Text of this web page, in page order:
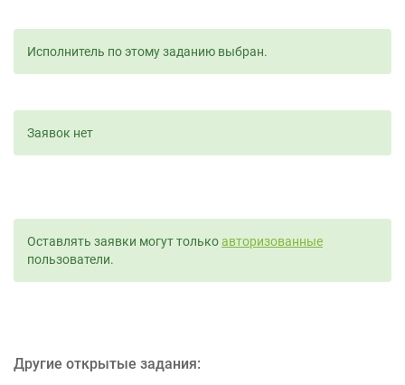
Исполнитель по этому заданию выбран.
Заявок нет
Оставлять заявки могут толькоавторизованные
пользователи.
Другие открытые задания: